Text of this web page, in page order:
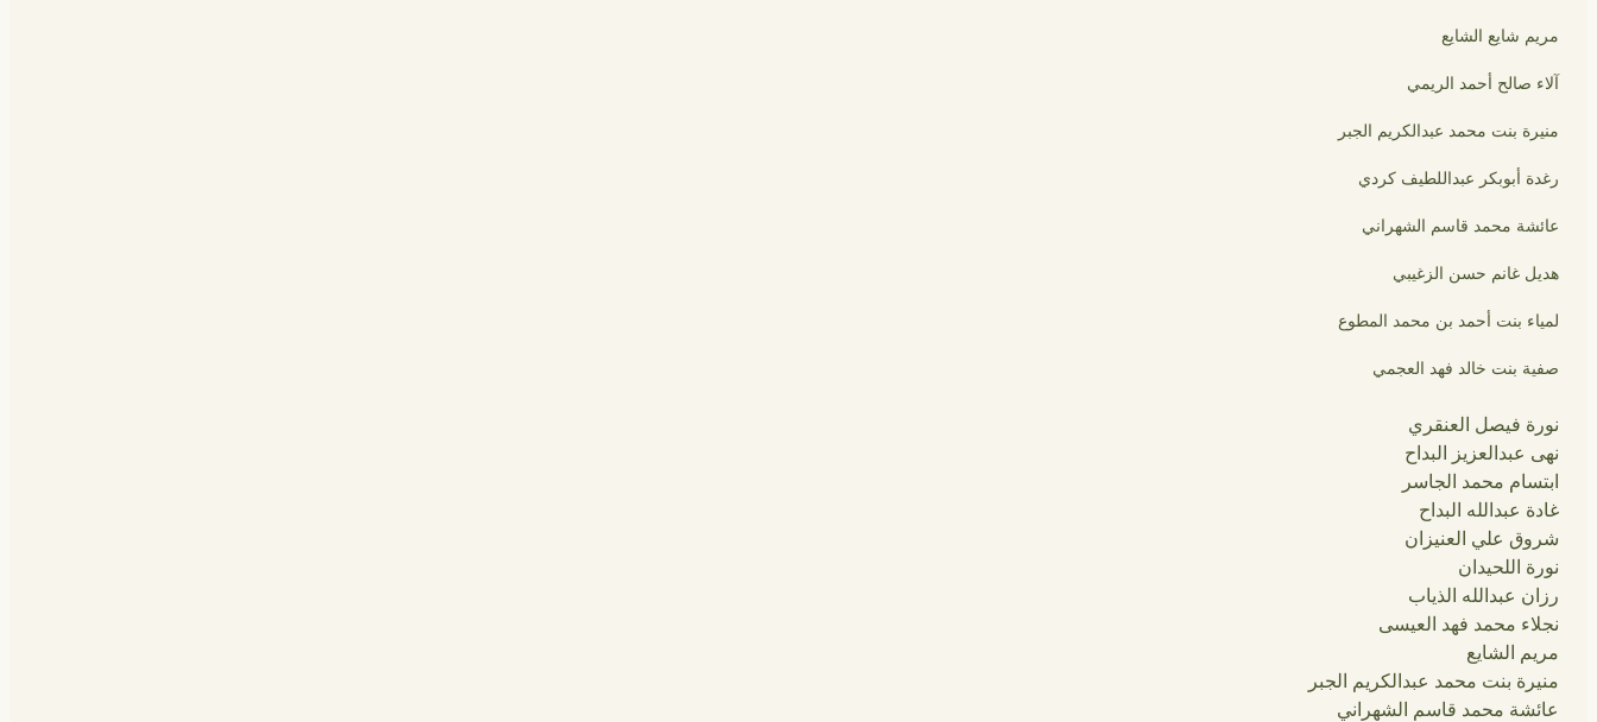
مريم شايع الشايع
آلاء صالح أحمد الريمي
منيرة بنت محمد عبدالكريم الجبر
رغدة أبوبكر عبداللطيف كردي
عائشة محمد قاسم الشهراني
هديل غانم حسن الزغيبي
لمياء بنت أحمد بن محمد المطوع
صفية بنت خالد فهد العجمي
نورة فيصل العنقري
نهى عبدالعزيز البداح
ابتسام محمد الجاسر
غادة عبدالله البداح
شروق علي العنيزان
نورة اللحيدان
رزان عبدالله الذياب
نجلاء محمد فهد العيسى
مريم الشايع
منيرة بنت محمد عبدالكريم الجبر
عائشة محمد قاسم الشهراني